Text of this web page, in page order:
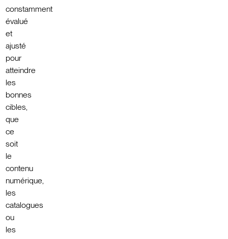
constamment
évalué
et
ajusté
pour
atteindre
les
bonnes
cibles,
que
ce
soit
le
contenu
numérique,
les
catalogues
ou
les